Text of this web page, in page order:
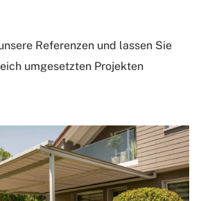
Referenzen und lassen Sie
umgesetzten Projekten